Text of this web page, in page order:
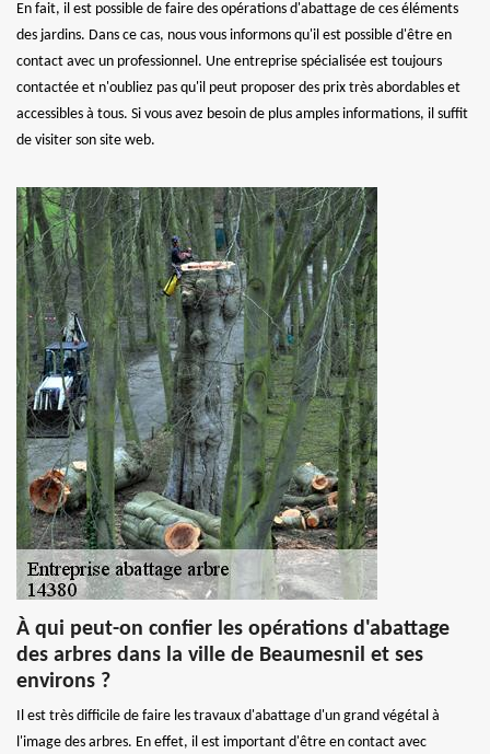
En fait, il est possible de faire des opérations d'abattage de ces éléments
des jardins. Dans ce cas, nous vous informons qu'il est possible d'être en
contact avec un professionnel. Une entreprise spécialisée est toujours
contactée et n'oubliez pas qu'il peut proposer des prix très abordables et
accessibles à tous. Si vous avez besoin de plus amples informations, il suffit
de visiter son site web.
À qui peut-on confier les opérations d'abattage
des arbres dans la ville de Beaumesnil et ses
environs ?
Il est très difficile de faire les travaux d'abattage d'un grand végétal à
l'image des arbres. En effet, il est important d'être en contact avec